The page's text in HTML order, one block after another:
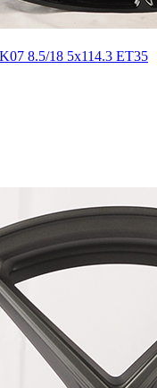
8.5/18 5x114.3 ET35